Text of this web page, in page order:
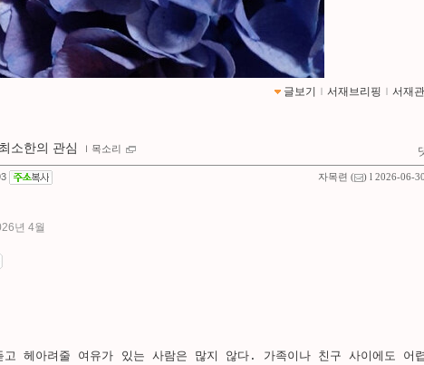
글보기 ｌ 서재브리핑 ｌ 서재
소한의 관심 ｌ 목소리
자목련 ( ) l 2026-06-
년 4월
헤아려줄 여유가 있는 사람은 많지 않다. 가족이나 친구 사이에도 어